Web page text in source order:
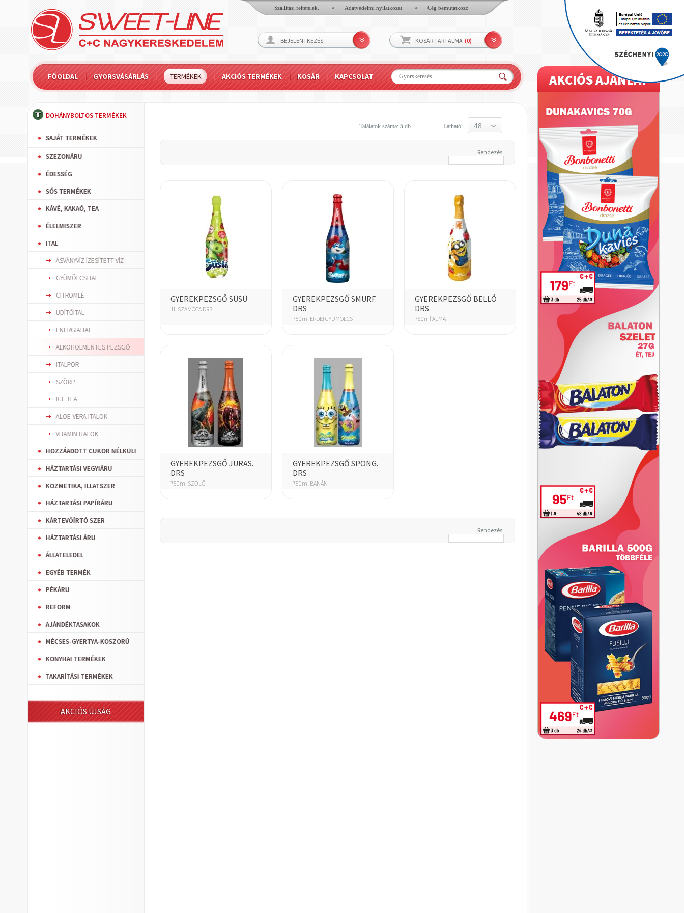
Szállítási feltételek. Adatvédelmi nyilatkozat Cég bemutatkozó
BEJELENTKEZÉS KOSÁR TARTALMA (0)
FŐOLDAL GYORSVÁSÁRLÁS TERMÉKEK AKCIÓS TERMÉKEK KOSÁR KAPCSOLAT AKCIÓS AJÁNLAT
DOHÁNYBOLTOS TERMÉKEK
SAJÁT TERMÉKEK
SZEZONÁRU
ÉDESSÉG
SÓS TERMÉKEK
KÁVÉ, KAKAÓ, TEA
ÉLELMISZER
ITAL
ÁSVÁNYVÍZ-ÍZESÍTETT VÍZ
GYÜMÖLCSITAL
CITROMLÉ
ÜDÍTŐITAL
ENERGIAITAL
ALKOHOLMENTES PEZSGŐ
ITALPOR
SZÖRP
ICE TEA
ALOE-VERA ITALOK
VITAMIN ITALOK
HOZZÁADOTT CUKOR NÉLKÜLI
HÁZTARTÁSI VEGYIÁRU
KOZMETIKA, ILLATSZER
HÁZTARTÁSI PAPÍRÁRU
KÁRTEVŐÍRTÓ SZER
HÁZTARTÁSI ÁRU
ÁLLATELEDEL
EGYÉB TERMÉK
PÉKÁRU
REFORM
AJÁNDÉKTASAKOK
MÉCSES-GYERTYA-KOSZORÚ
KONYHAI TERMÉKEK
TAKARÍTÁSI TERMÉKEK
AKCIÓS ÚJSÁG
Találatok száma: 5db Látható:
Rendezés:
GYEREKPEZSGŐ SÜSÜ
1L SZAMÓCA DRS
GYEREKPEZSGŐ SMURF.
DRS
750ml ERDEI GYÜMÖLCS
GYEREKPEZSGŐ BELLÓ
DRS
750ml ALMA
GYEREKPEZSGŐ JURAS.
DRS
750ml SZŐLŐ
GYEREKPEZSGŐ SPONG.
DRS
750ml BANÁN
Rendezés: